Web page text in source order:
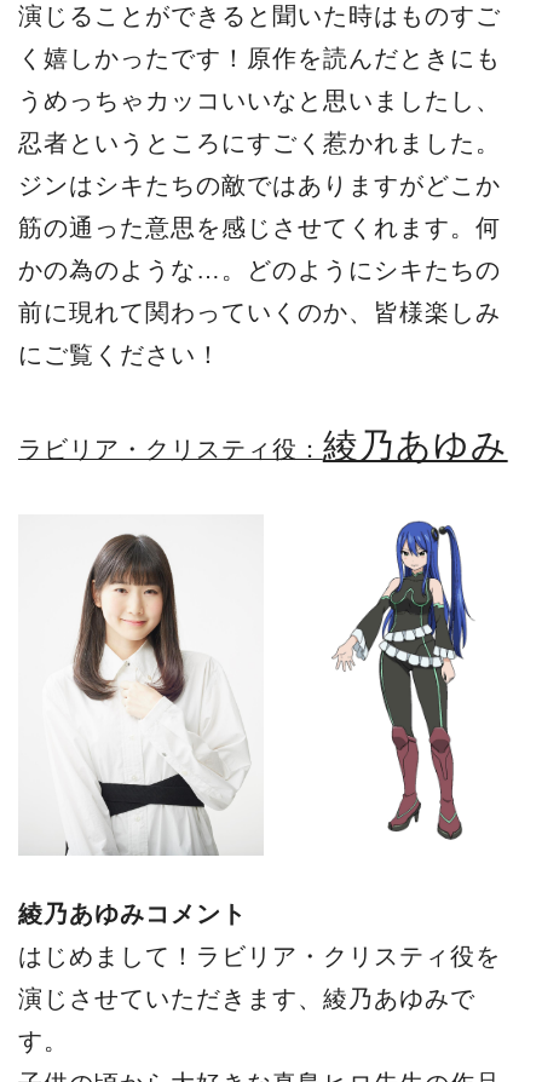
演じることができると聞いた時はものすご
く嬉しかったです！原作を読んだときにも
うめっちゃカッコいいなと思いましたし、
忍者というところにすごく惹かれました。
ジンはシキたちの敵ではありますがどこか
筋の通った意思を感じさせてくれます。何
かの為のような…。どのようにシキたちの
前に現れて関わっていくのか、皆様楽しみ
にご覧ください！
ラビリア・クリスティ役： 綾乃あゆみ
綾乃あゆみコメント
はじめまして！ラビリア・クリスティ役を
演じさせていただきます、綾乃あゆみで
す。